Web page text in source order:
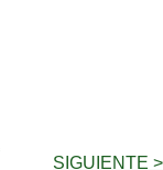
SIGUIENTE >